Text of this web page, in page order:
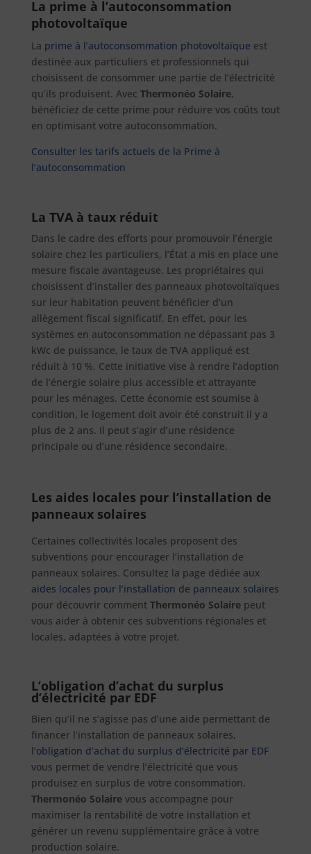
La prime à l’autoconsommation
photovoltaïque
La prime à l’autoconsommation photovoltaïque est
destinée aux particuliers et professionnels qui
choisissent de consommer une partie de l’électricité
qu’ils produisent. Avec Thermonéo Solaire,
bénéficiez de cette prime pour réduire vos coûts tout
en optimisant votre autoconsommation.
Consulter les tarifs actuels de la Prime à
l’autoconsommation
La TVA à taux réduit
Dans le cadre des efforts pour promouvoir l’énergie
solaire chez les particuliers, l’État a mis en place une
mesure fiscale avantageuse. Les propriétaires qui
choisissent d’installer des panneaux photovoltaïques
sur leur habitation peuvent bénéficier d’un
allègement fiscal significatif. En effet, pour les
systèmes en autoconsommation ne dépassant pas 3
kWc de puissance, le taux de TVA appliqué est
réduit à 10 %. Cette initiative vise à rendre l’adoption
de l’énergie solaire plus accessible et attrayante
pour les ménages. Cette économie est soumise à
condition, le logement doit avoir été construit il y a
plus de 2 ans. Il peut s’agir d’une résidence
principale ou d’une résidence secondaire.
Les aides locales pour l’installation de
panneaux solaires
Certaines collectivités locales proposent des
subventions pour encourager l’installation de
panneaux solaires. Consultez la page dédiée aux
aides locales pour l’installation de panneaux solaires
pour découvrir comment Thermonéo Solairepeut
vous aider à obtenir ces subventions régionales et
locales, adaptées à votre projet.
L’obligation d’achat du surplus
d’électricité par EDF
Bien qu’il ne s’agisse pas d’une aide permettant de
financer l’installation de panneaux solaires,
l’obligation d’achat du surplus d’électricité par EDF
vous permet de vendre l’électricité que vous
produisez en surplus de votre consommation.
Thermonéo Solairevous accompagne pour
maximiser la rentabilité de votre installation et
générer un revenu supplémentaire grâce à votre
production solaire.